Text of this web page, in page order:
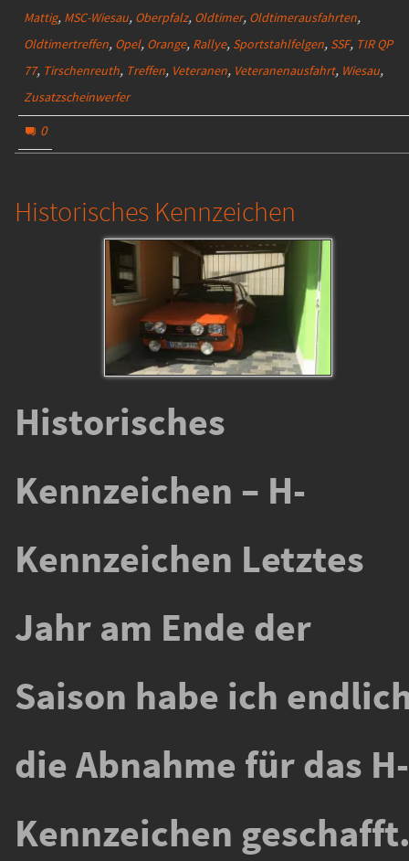
Mattig, MSC-Wiesau, Oberpfalz, Oldtimer, Oldtimerausfahrten,
Oldtimertreffen, Opel, Orange, Rallye, Sportstahlfelgen, SSF, TIR QP
77, Tirschenreuth, Treffen, Veteranen, Veteranenausfahrt, Wiesau,
Zusatzscheinwerfer
0
Historisches Kennzeichen
Historisches
Kennzeichen – H-
Kennzeichen Letztes
Jahr am Ende der
Saison habe ich
die Abnahme für das H-
Kennzeichen